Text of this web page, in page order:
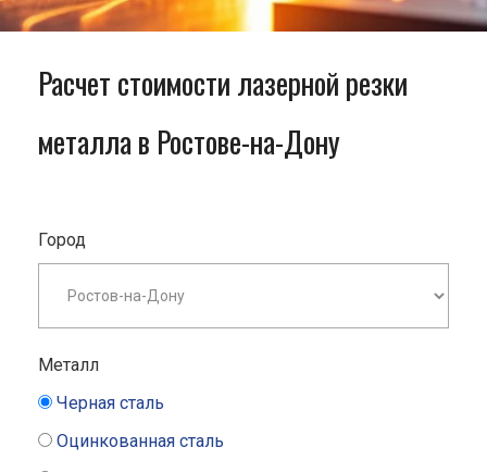
Расчет стоимости лазерной резки
металла в Ростове-на-Дону
Город
Металл
Черная сталь
Оцинкованная сталь